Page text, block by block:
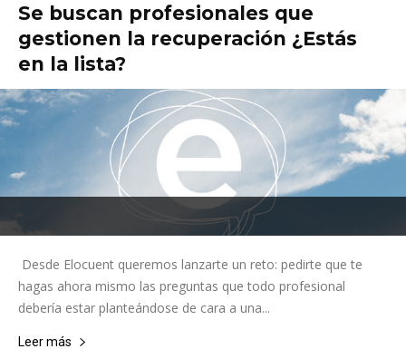
Se buscan profesionales que
gestionen la recuperación ¿Estás
en la lista?
Desde Elocuent queremos lanzarte un reto: pedirte que te
hagas ahora mismo las preguntas que todo profesional
debería estar planteándose de cara a una...
Leer más